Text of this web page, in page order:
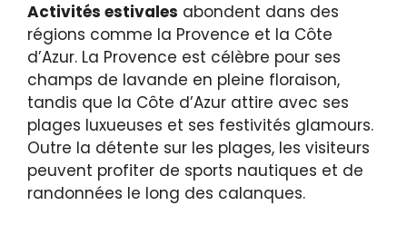
Activités estivales abondent dans des
régions comme la Provence et la Côte
d’Azur. La Provence est célèbre pour ses
champs de lavande en pleine floraison,
tandis que la Côte d’Azur attire avec ses
plages luxueuses et ses festivités glamours.
Outre la détente sur les plages, les visiteurs
peuvent profiter de sports nautiques et de
randonnées le long des calanques.